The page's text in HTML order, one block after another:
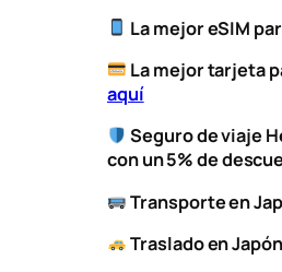
La mejor eSIM
La mejor tarjeta
aquí
Seguro de viaje
con un 5% de
​Transporteen
​Traslado en Japón